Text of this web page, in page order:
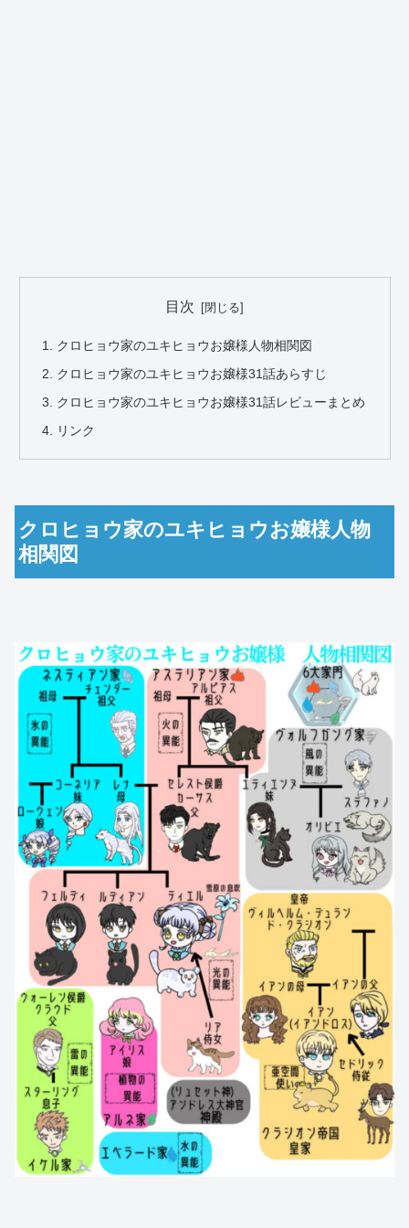
目次
クロヒョウ家のユキヒョウお嬢様人物相関図
クロヒョウ家のユキヒョウお嬢様31話あらすじ
クロヒョウ家のユキヒョウお嬢様31話レビューまとめ
リンク
クロヒョウ家のユキヒョウお嬢様人物
相関図